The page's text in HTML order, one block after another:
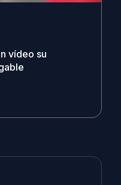
vídeo su